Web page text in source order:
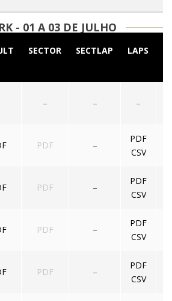
- 01 A 03 DE JULHO
SECTOR SECTLAP LAPS
– – –
PDF –
PDF
CSV
PDF –
PDF
CSV
PDF –
PDF
CSV
PDF –
PDF
CSV